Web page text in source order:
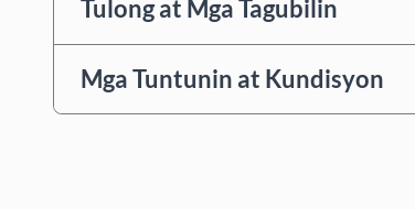
Tulong at Mga Tagubilin
Mga Tuntunin at Kundisyon